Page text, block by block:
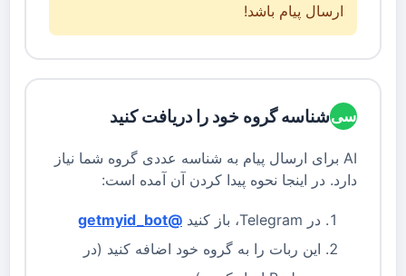
ارسال پیام باشد!
سیشناسه گروه خود را دریافت کنید
AI برای ارسال پیام به شناسه عددی گروه شما نیاز
دارد. در اینجا نحوه پیدا کردن آن آمده است:
در Telegram، باز کنید
@getmyid_bot
این ربات را به گروه خود اضافه کنید (در